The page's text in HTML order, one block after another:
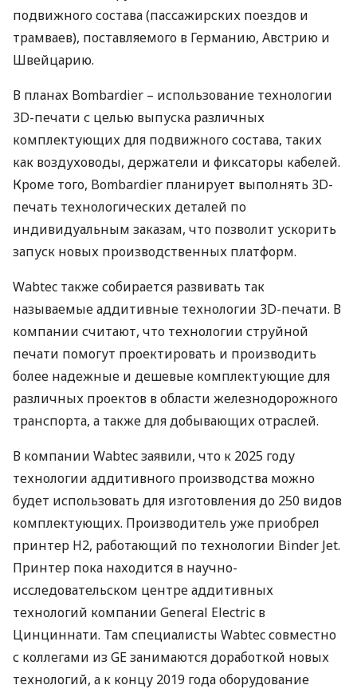
подвижного состава (пассажирских поездов и
трамваев), поставляемого в Германию, Австрию и
Швейцарию.
В планах Bombardier – использование технологии
3D-печати с целью выпуска различных
комплектующих для подвижного состава, таких
как воздуховоды, держатели и фиксаторы кабелей.
Кроме того, Bombardier планирует выполнять 3D-
печать технологических деталей по
индивидуальным заказам, что позволит ускорить
запуск новых производственных платформ.
Wabtec также собирается развивать так
называемые аддитивные технологии 3D-печати. В
компании считают, что технологии струйной
печати помогут проектировать и производить
более надежные и дешевые комплектующие для
различных проектов в области железнодорожного
транспорта, а также для добывающих отраслей.
В компании Wabtec заявили, что к 2025 году
технологии аддитивного производства можно
будет использовать для изготовления до 250 видов
комплектующих. Производитель уже приобрел
принтер H2, работающий по технологии Binder Jet.
Принтер пока находится в научно-
исследовательском центре аддитивных
технологий компании General Electric в
Цинциннати. Там специалисты Wabtec совместно
с коллегами из GE занимаются доработкой новых
технологий, а к концу 2019 года оборудование